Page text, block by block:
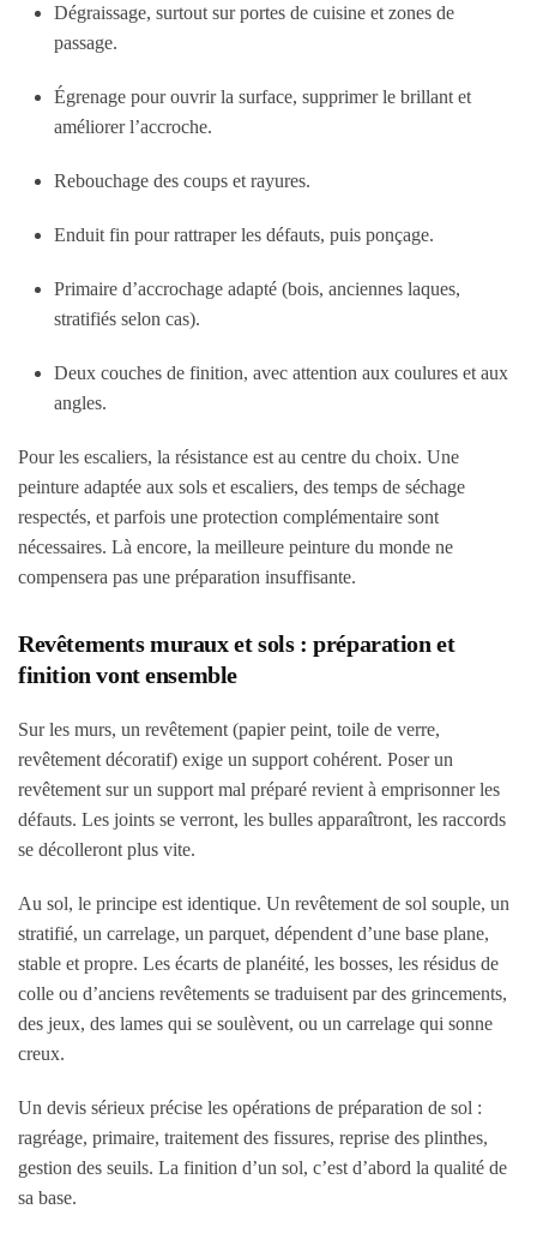
Dégraissage, surtout sur portes de cuisine et zones de
passage.
Égrenage pour ouvrir la surface, supprimer le brillant et
améliorer l’accroche.
Rebouchage des coups et rayures.
Enduit fin pour rattraper les défauts, puis ponçage.
Primaire d’accrochage adapté (bois, anciennes laques,
stratifiés selon cas).
Deux couches de finition, avec attention aux coulures et aux
angles.
Pour les escaliers, la résistance est au centre du choix. Une
peinture adaptée aux sols et escaliers, des temps de séchage
respectés, et parfois une protection complémentaire sont
nécessaires. Là encore, la meilleure peinture du monde ne
compensera pas une préparation insuffisante.
Revêtements muraux et sols : préparation et
finition vont ensemble
Sur les murs, un revêtement (papier peint, toile de verre,
revêtement décoratif) exige un support cohérent. Poser un
revêtement sur un support mal préparé revient à emprisonner les
défauts. Les joints se verront, les bulles apparaîtront, les raccords
se décolleront plus vite.
Au sol, le principe est identique. Un revêtement de sol souple, un
stratifié, un carrelage, un parquet, dépendent d’une base plane,
stable et propre. Les écarts de planéité, les bosses, les résidus de
colle ou d’anciens revêtements se traduisent par des grincements,
des jeux, des lames qui se soulèvent, ou un carrelage qui sonne
creux.
Un devis sérieux précise les opérations de préparation de sol :
ragréage, primaire, traitement des fissures, reprise des plinthes,
gestion des seuils. La finition d’un sol, c’est d’abord la qualité de
sa base.